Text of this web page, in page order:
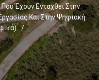
Έχουν Ενταχθεί Στην
Και Στην Ψηφιακή
/